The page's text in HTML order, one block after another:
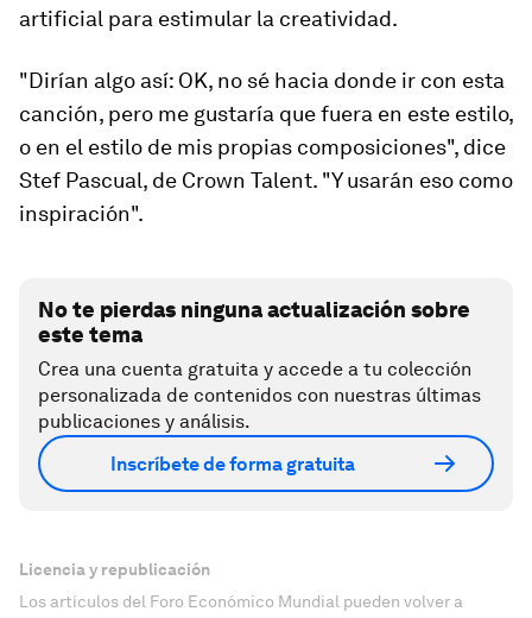
artificial para estimular la creatividad.
"Dirían algo así: OK, no sé hacia donde ir con esta
canción, pero me gustaría que fuera en este estilo,
o en el estilo de mis propias composiciones", dice
Stef Pascual, de Crown Talent. "Y usarán eso como
inspiración".
No te pierdas ninguna actualización sobre
este tema
Crea una cuenta gratuita y accede a tu colección
personalizada de contenidos con nuestras últimas
publicaciones y análisis.
Inscríbete de forma gratuita
Licencia y republicación
Los artículos del Foro Económico Mundial pueden volver a